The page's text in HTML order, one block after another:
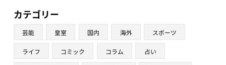
カテゴリー
芸能 皇室 国内 海外 スポーツ
ライフ コミック コラム 占い